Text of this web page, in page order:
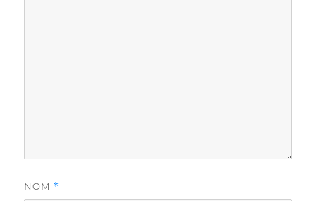
NOM *